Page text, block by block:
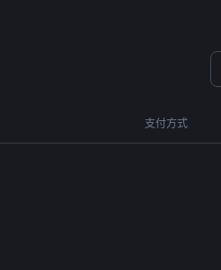
支付方式